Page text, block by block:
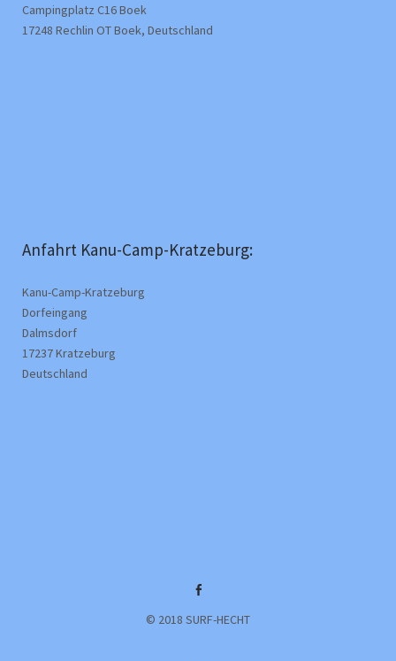
Campingplatz C16 Boek
17248 Rechlin OT Boek, Deutschland
Anfahrt Kanu-Camp-Kratzeburg:
Kanu-Camp-Kratzeburg
Dorfeingang
Dalmsdorf
17237 Kratzeburg
Deutschland
Facebook
© 2018 SURF-HECHT